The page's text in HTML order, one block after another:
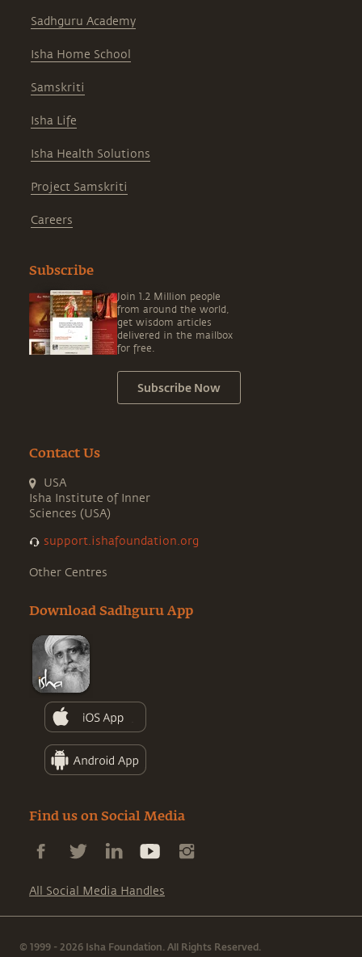
Sadhguru Academy
Isha Home School
Samskriti
Isha Life
Isha Health Solutions
Project Samskriti
Careers
Subscribe
Join 1.2 Million people
from around the world,
get wisdom articles
delivered in the mailbox
for free.
Subscribe Now
Contact Us
USA
Isha Institute of Inner
Sciences (USA)
support.ishafoundation.org
Other Centres
Download Sadhguru App
Find us on Social Media
All Social Media Handles
© 1999 - 2026 Isha Foundation. All Rights Reserved.